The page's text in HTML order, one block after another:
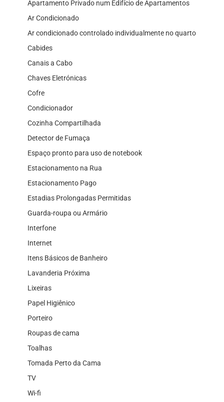
Apartamento Privado num Edifício de Apartamentos
Ar Condicionado
Ar condicionado controlado individualmente no quarto
Cabides
Canais a Cabo
Chaves Eletrónicas
Cofre
Condicionador
Cozinha Compartilhada
Detector de Fumaça
Espaço pronto para uso de notebook
Estacionamento na Rua
Estacionamento Pago
Estadias Prolongadas Permitidas
Guarda-roupa ou Armário
Interfone
Internet
Itens Básicos de Banheiro
Lavanderia Próxima
Lixeiras
Papel Higiênico
Porteiro
Roupas de cama
Toalhas
Tomada Perto da Cama
TV
Wi-fi